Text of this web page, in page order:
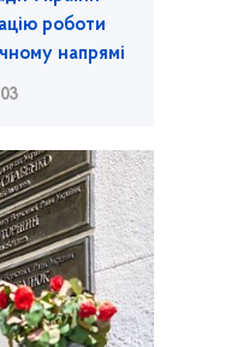
роботи
напрямі